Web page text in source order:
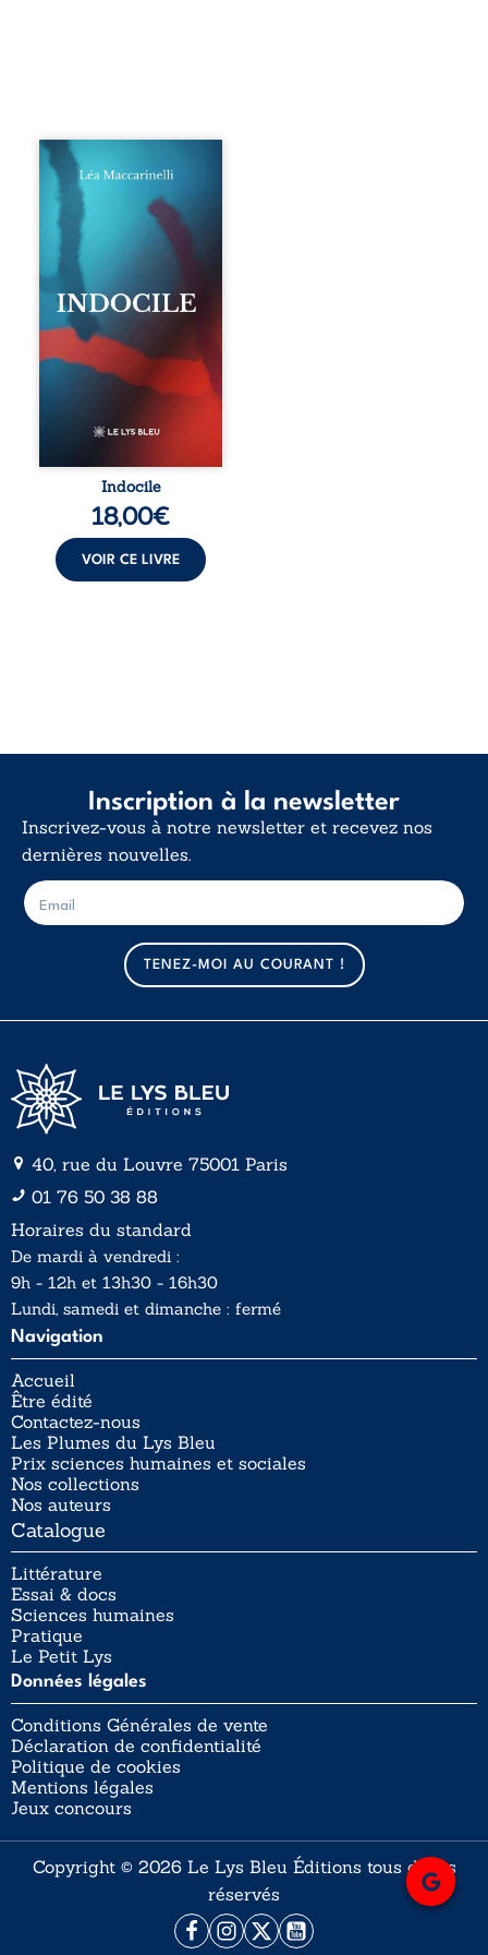
Quatre parties.
Quatre refus.
Quatre visages
d’une existence en
friction. Entre les
silences qu’on ne
déchiffre pas, les
amours qu’on
dérange, les corps
qu’on administre
et les liens qu’on
sabote, cet
ouvrage parle à
vivent trop fort,
trop vrai, trop tôt.
traversée. Une
langue nue. Une
insurrection
calme. Une
déclaration
d’existence pour ...
Indocile
18,00€
VOIR CE LIVRE
Inscription à la newsletter
Inscrivez-vous à notre newsletter et recevez nos
dernières nouvelles.
m
a
i
l
E
-
m
TENEZ-MOI AU COURANT !
40, rue du Louvre 75001 Paris
01 76 50 38 88
Horaires du standard
De mardi à vendredi :
9h - 12h et 13h30 - 16h30
Lundi, samedi et dimanche : fermé
Navigation
Accueil
Être édité
Contactez-nous
Les Plumes du Lys Bleu
Prix sciences humaines et sociales
Nos collections
Nos auteurs
Catalogue
Littérature
Essai & docs
Sciences humaines
Pratique
Le Petit Lys
Données légales
Conditions Générales de vente
Déclaration de confidentialité
Politique de cookies
Mentions légales
Jeux concours
Copyright © 2026 Le Lys Bleu Éditions tous droits
réservés